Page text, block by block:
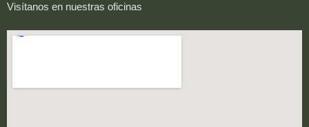
Visítanos en nuestras oficinas